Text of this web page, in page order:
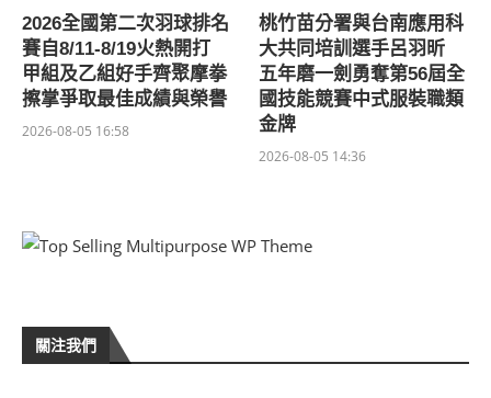
2026全國第二次羽球排名
賽自8/11-8/19火熱開打
甲組及乙組好手齊聚摩拳
擦掌爭取最佳成績與榮譽
2026-08-05 16:58
桃竹苗分署與台南應用科
大共同培訓選手呂羽昕
五年磨一劍勇奪第56屆全
國技能競賽中式服裝職類
金牌
2026-08-05 14:36
關注我們